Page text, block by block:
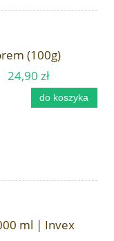
(100g)
24,90 zł
do koszyka
ml | Invex